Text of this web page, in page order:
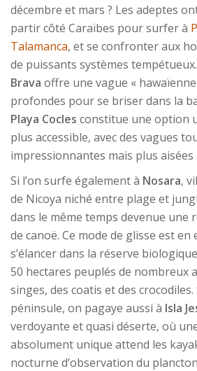
décembre et mars ? Les adeptes
partir côté Caraïbes pour surfer à
Talamanca, et se confronter aux
de puissants systèmes
Brava offre une vague «
profondes pour se briser dans la
Playa Cocles constitue une option
plus accessible, avec des vagues
impressionnantes mais plus aisées
Si l’on surfe également à Nosara,
de Nicoya niché entre plage et
dans le même temps devenue une
de canoë. Ce mode de glisse est
s’élancer dans la réserve
50 hectares peuplés de nombreux
singes, des coatis et des
péninsule, on pagaye aussi à Isla
verdoyante et quasi déserte, où
absolument unique attend les
nocturne d’observation du